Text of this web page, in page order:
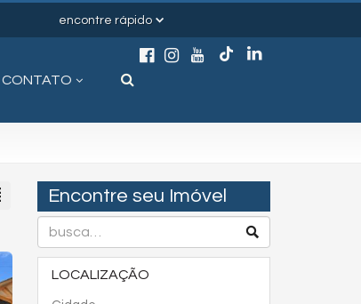
encontre rápido
CONTATO
Encontre seu Imóvel
LOCALIZAÇÃO